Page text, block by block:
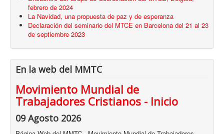
febrero de 2024
La Navidad, una propuesta de paz y de esperanza
Declaración del seminario del MTCE en Barcelona del 21 al 23
de septiembre 2023
En la web del MMTC
Movimiento Mundial de
Trabajadores Cristianos - Inicio
09 Agosto 2026